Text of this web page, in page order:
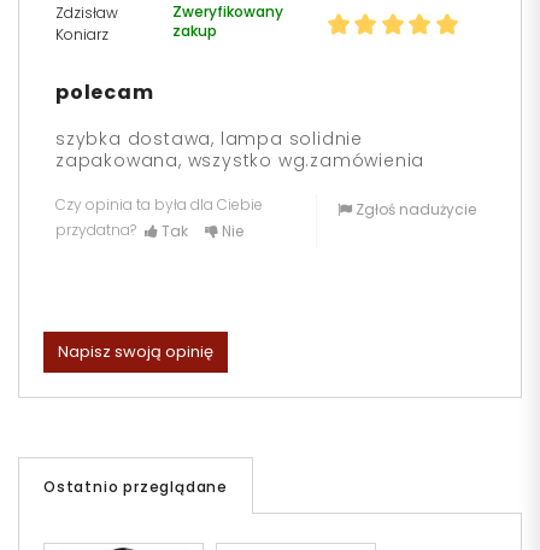
Zdzisław
Koniarz
Zweryfikowany
zakup
polecam
szybka dostawa, lampa solidnie
zapakowana, wszystko wg.zamówienia
Czy opinia ta była dla Ciebie
przydatna?
Tak Nie
Zgłoś nadużycie
Napisz swoją opinię
Ostatnio przeglądane